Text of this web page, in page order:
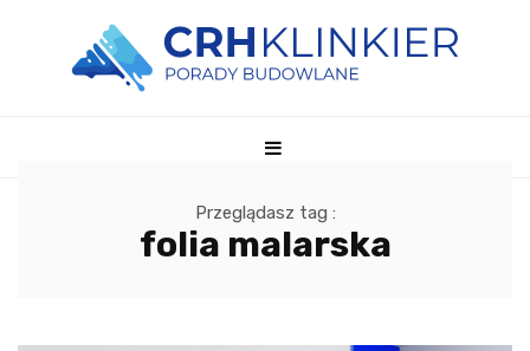
Przeglądasz tag :
folia malarska